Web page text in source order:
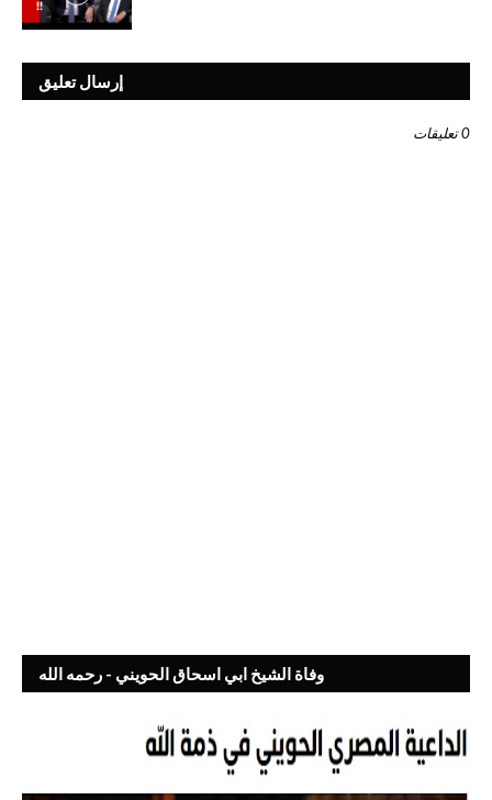
إرسال تعليق
0 تعليقات
وفاة الشيخ ابي اسحاق الحويني - رحمه الله